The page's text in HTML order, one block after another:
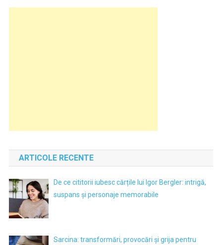
ARTICOLE RECENTE
De ce cititorii iubesc cărțile lui Igor Bergler: intrigă,
suspans și personaje memorabile
Sarcina: transformări, provocări și grija pentru